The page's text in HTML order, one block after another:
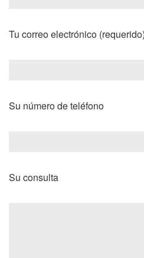
Tu correo electrónico (requerido)
Su número de teléfono
Su consulta